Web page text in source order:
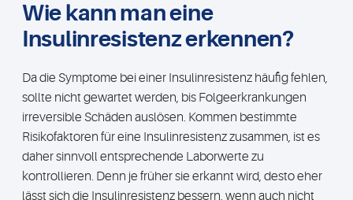
Wie kann man eine
Insulinresistenz erkennen?
Da die Symptome bei einer Insulinresistenz häufig fehlen,
sollte nicht gewartet werden, bis Folgeerkrankungen
irreversible Schäden auslösen. Kommen bestimmte
Risikofaktoren für eine Insulinresistenz zusammen, ist es
daher sinnvoll entsprechende Laborwerte zu
kontrollieren. Denn je früher sie erkannt wird, desto eher
lässt sich die Insulinresistenz bessern, wenn auch nicht